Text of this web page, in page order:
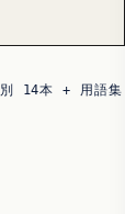
別 14本 + 用語集